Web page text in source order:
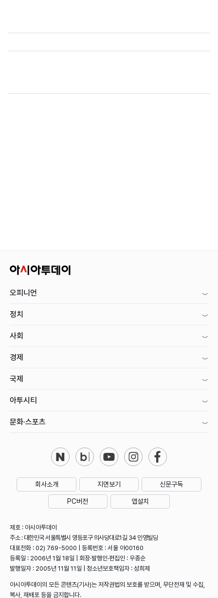
오피니언
정치
사회
경제
국제
아투시티
문화·스포츠
회사소개 지면보기 신문구독
PC버전 앱설치
제호 : 아시아투데이
주소 : 대한민국 서울특별시 영등포구 의사당대로1길 34 인영빌딩
대표전화 : 02) 769-5000 | 등록번호 : 서울 아00160
등록일 : 2006년 1월 18일 | 회장·발행인·편집인 : 우종순
발행일자 : 2005년 11월 11일 | 청소년보호책임자 : 성희제
아시아투데이의 모든 콘텐츠(기사)는 저작권법의 보호를 받으며, 무단전재 및 수집,
복사, 재배포 등을 금지합니다.